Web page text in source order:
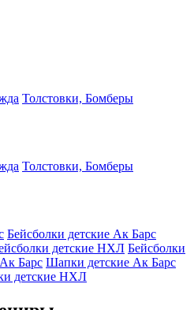
Толстовки, Бомберы
Толстовки, Бомберы
Бейсболки детские Ак Барс
детские НХЛ Бейсболки
Барс Шапки детские Ак Барс
детские НХЛ